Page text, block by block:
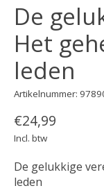
De
Het
leden
Artikelnummer:
€24,99
Incl. btw
De gelukkige
leden